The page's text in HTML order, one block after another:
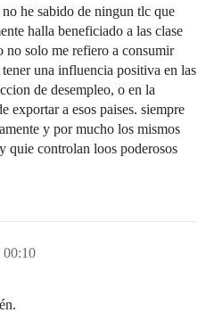
he sabido de ningun tlc que
halla beneficiado a las clase
no solo me refiero a consumir
una influencia positiva en las
de desempleo, o en la
exportar a esos paises. siempre
y por mucho los mismos
quie controlan loos poderosos
00:10